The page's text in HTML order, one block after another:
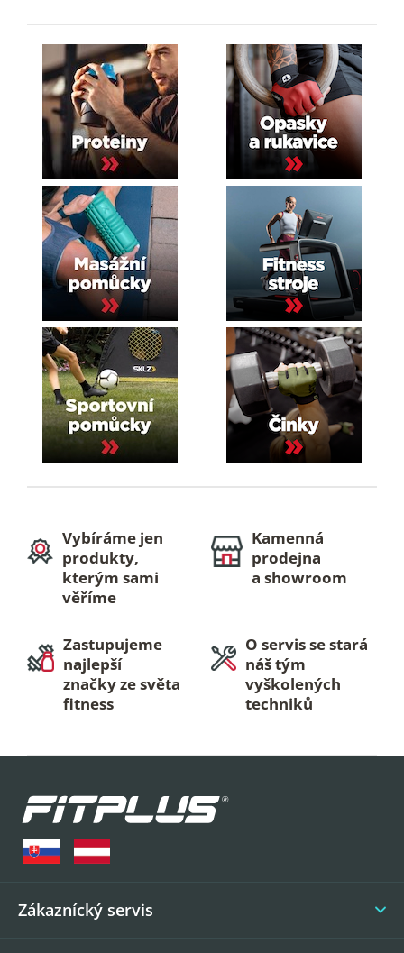
Vybíráme jen
produkty,
kterým sami
věříme
Kamenná
prodejna
a showroom
Zastupujeme
najlepší
značky ze světa
fitness
O servis se stará
náš tým
vyškolených
techniků
Zákaznícký servis